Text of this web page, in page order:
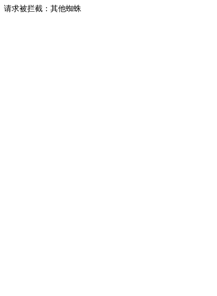
请求被拦截：其他蜘蛛